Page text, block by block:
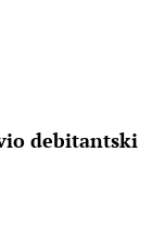
debitantski